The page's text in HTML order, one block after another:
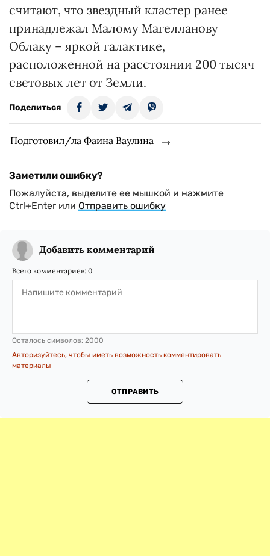
считают, что звездный кластер ранее
принадлежал Малому Магелланову
Облаку – яркой галактике,
расположенной на расстоянии 200 тысяч
световых лет от Земли.
Поделиться
Подготовил/ла Фаина Ваулина
Заметили ошибку?
Пожалуйста, выделите ее мышкой и нажмите
Ctrl+Enter или Отправить ошибку
Добавить комментарий
Всего комментариев: 0
Осталось символов: 2000
Авторизуйтесь, чтобы иметь возможность комментировать
материалы
ОТПРАВИТЬ